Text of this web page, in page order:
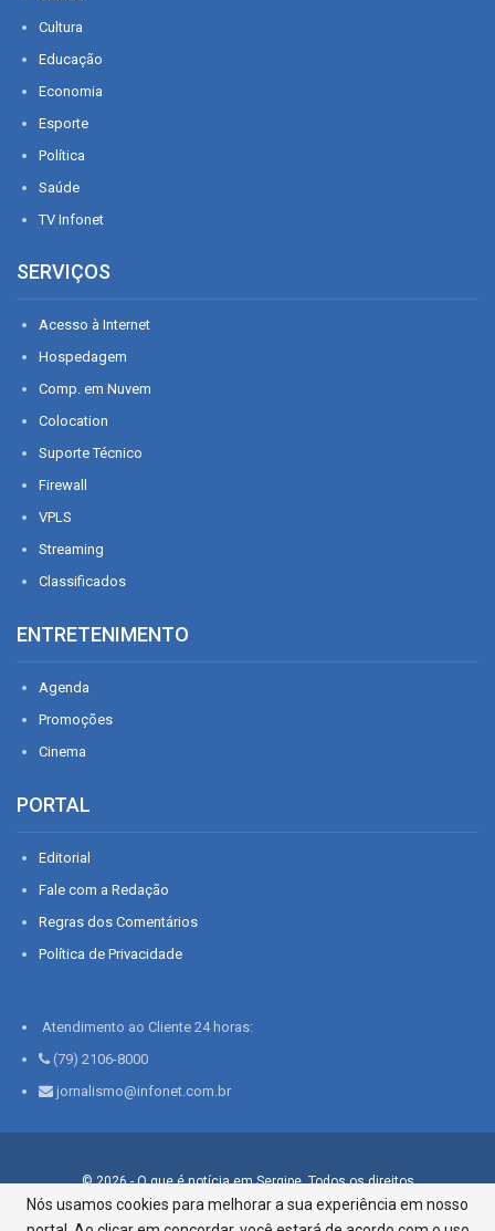
Cultura
Educação
Economia
Esporte
Política
Saúde
TV Infonet
SERVIÇOS
Acesso à Internet
Hospedagem
Comp. em Nuvem
Colocation
Suporte Técnico
Firewall
VPLS
Streaming
Classificados
ENTRETENIMENTO
Agenda
Promoções
Cinema
PORTAL
Editorial
Fale com a Redação
Regras dos Comentários
Política de Privacidade
Atendimento ao Cliente 24 horas:
(79) 2106-8000
jornalismo@infonet.com.br
© 2026 - O que é notícia em Sergipe. Todos os direitos
reservados.
Nós usamos cookies para melhorar a sua experiência em nosso